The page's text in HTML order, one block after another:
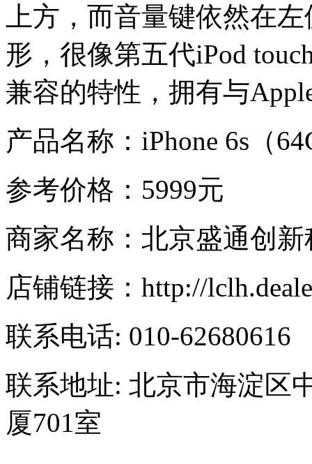
上方，而音量键依然在
形，很像第五代iPod
兼容的特性，拥有与
产品名称：iPhone 6s（
参考价格：5999元
商家名称：北京盛通创
店铺链接：http://
联系电话: 010-62680616
联系地址: 北京市海淀区
厦701室